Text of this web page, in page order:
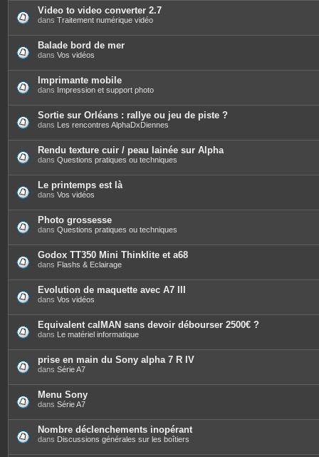
e
s
t
Video to video converter 2.7
dans Traitement numérique vidéo
Balade bord de mer
dans Vos vidéos
Imprimante mobile
dans Impression et support photo
Sortie sur Orléans : rallye ou jeu de piste ?
dans Les rencontres AlphaDxDiennes
Rendu texture cuir / peau lainée sur Alpha
dans Questions pratiques ou techniques
Le printemps est là
dans Vos vidéos
Photo grossesse
dans Questions pratiques ou techniques
Godox TT350 Mini Thinklite et a68
dans Flashs & Eclairage
Evolution de maquette avec A7 III
dans Vos vidéos
Equivalent calMAN sans devoir débourser 2500€ ?
dans Le matériel informatique
prise en main du Sony alpha 7 R IV
dans Série A7
Menu Sony
dans Série A7
Nombre déclenchements inopérant
dans Discussions générales sur les boîtiers